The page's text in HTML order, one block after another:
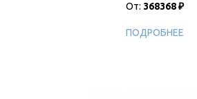
От: 368368 ₽
ПОДРОБНЕЕ